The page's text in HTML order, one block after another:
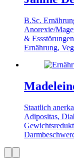
B.Sc.
Anorexie/
&
Ernährung,
Staatlich
Adipositas,